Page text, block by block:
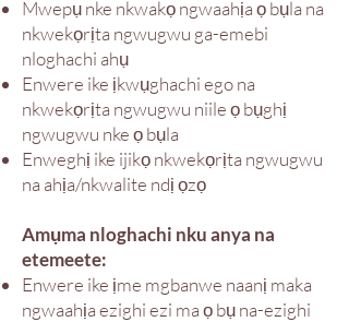
Mwepụ nke nkwakọ ngwaahịa ọ bụla na
nkwekọrịta ngwugwu ga-emebi
nloghachi ahụ
Enwere ike ịkwụghachi ego na
nkwekọrịta ngwugwu niile ọ bụghị
ngwugwu nke ọ bụla
Enweghị ike ijikọ nkwekọrịta ngwugwu
na ahịa/nkwalite ndị ọzọ
Amụma nloghachi nku anya na
etemeete:
Enwere ike ịme mgbanwe naanị maka
ngwaahịa ezighi ezi ma ọ bụ na-ezighi